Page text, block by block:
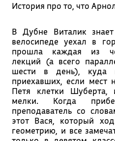
История про то, что
В Дубне Виталик
велосипеде уехал в
прошла каждая из
лекций (а всего
шести в день), куда
приехавших, если мест
Петя клетки
мелки. Когда
преподаватель со
этот Вася, который
геометрию, и все